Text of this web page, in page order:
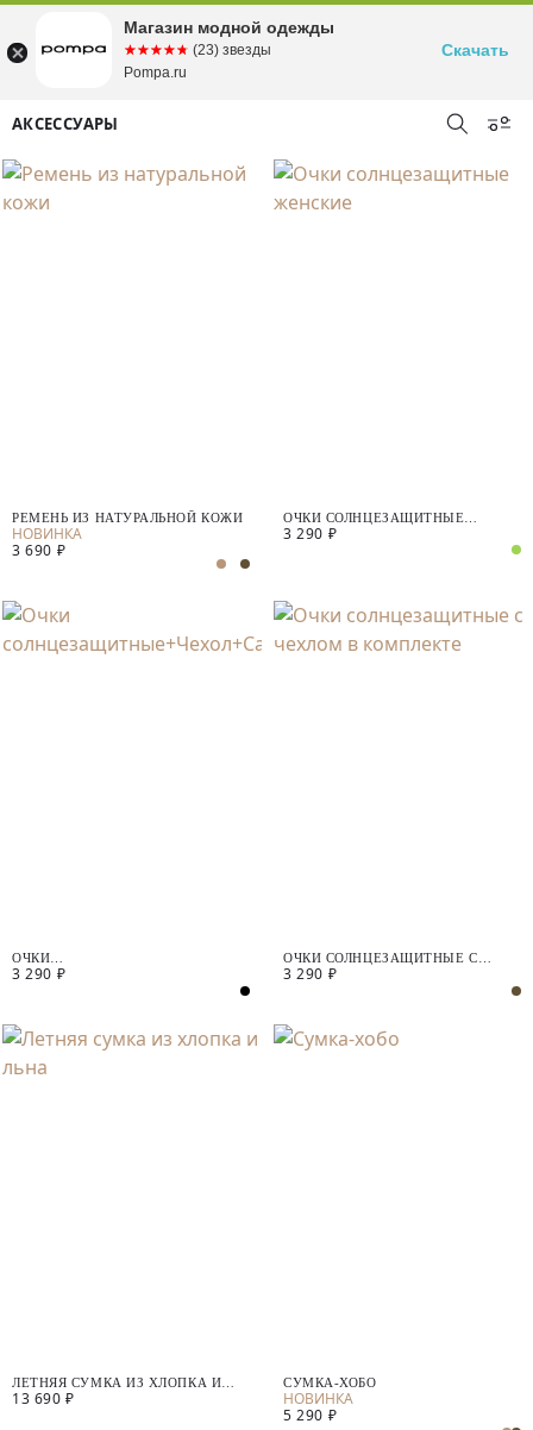
АКСЕССУАРЫ
РЕМЕНЬ ИЗ НАТУРАЛЬНОЙ КОЖИ
3 690 ₽
ОЧКИ СОЛНЦЕЗАЩИТНЫЕ
ЖЕНСКИЕ
3 290 ₽
ОЧКИ
СОЛНЦЕЗАЩИТНЫЕ+ЧЕХОЛ+САЛФЕТКА
3 290 ₽
ОЧКИ СОЛНЦЕЗАЩИТНЫЕ С
ЧЕХЛОМ В КОМПЛЕКТЕ
3 290 ₽
ЛЕТНЯЯ СУМКА ИЗ ХЛОПКА И
ЛЬНА
13 690 ₽
СУМКА-ХОБО
5 290 ₽
Магазин модной одежды
☆☆☆☆☆
★★★★★ (23) звезды
Pompa.ru
Скачать